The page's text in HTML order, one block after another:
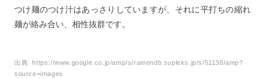
つけ麺のつけ汁はあっさりしていますが、それに平打ちの縮れ
麺が絡み合い、相性抜群です。
出典:https://www.google.co.jp/amp/s/ramendb.supleks.jp/s/51138/amp?
source=images